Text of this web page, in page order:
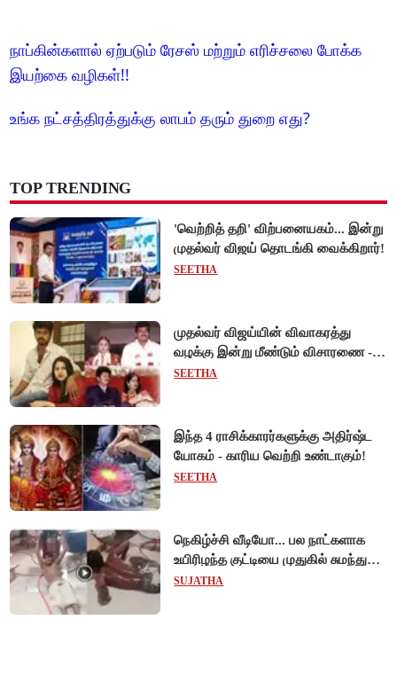
நாப்கின்களால் ஏற்படும் ரேசஸ் மற்றும் எரிச்சலை போக்க
இயற்கை வழிகள்!!
உங்க நட்சத்திரத்துக்கு லாபம் தரும் துறை எது?
TOP TRENDING
'வெற்றித் தறி' விற்பனையகம்... இன்று
முதல்வர் விஜய் தொடங்கி வைக்கிறார்!
SEETHA
முதல்வர் விஜய்யின் விவாகரத்து
வழக்கு இன்று மீண்டும் விசாரணை -
ஆன்லைன் விசாரணை நிராகரிப்பு...
SEETHA
இந்த 4 ராசிக்காரர்களுக்கு அதிர்ஷ்ட
யோகம் - காரிய வெற்றி உண்டாகும்!
SEETHA
நெகிழ்ச்சி வீடியோ... பல நாட்களாக
உயிரிழந்த குட்டியை முதுகில் சுமந்து
நீந்திய டால்பின்... உலகை உலுக்கிய
SUJATHA